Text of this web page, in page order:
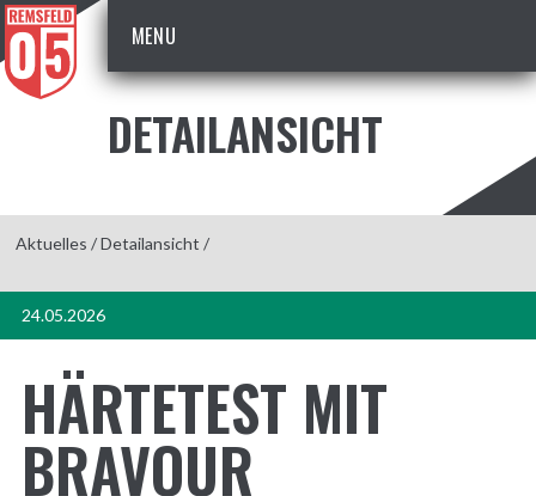
MENU
DETAILANSICHT
Aktuelles /Detailansicht /
24.05.2026
HÄRTETEST MIT
BRAVOUR